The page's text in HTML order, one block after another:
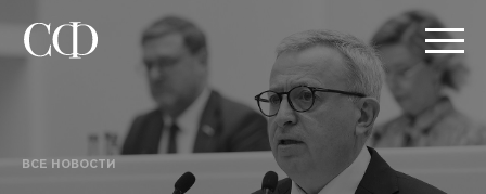
ВСЕ НОВОСТИ